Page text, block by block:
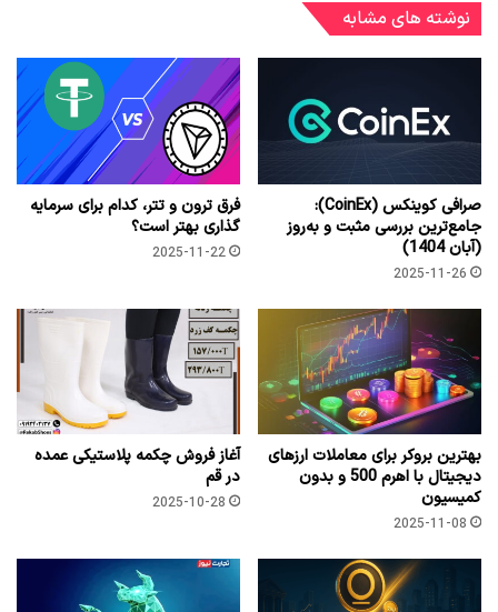
نوشته های مشابه
صرافی کوینکس (CoinEx):
جامع‌ترین بررسی مثبت و به‌روز
(آبان 1404)
2025-11-26
فرق ترون و تتر، کدام برای سرمایه
گذاری بهتر است؟
2025-11-22
بهترین بروکر برای معاملات ارزهای
دیجیتال با اهرم 500 و بدون
کمیسیون
2025-11-08
آغاز فروش چکمه پلاستیکی عمده
در قم
2025-10-28